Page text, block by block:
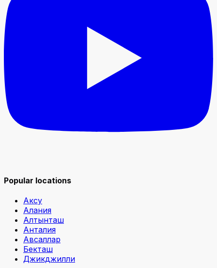
Popular locations
Аксу
Алания
Алтынташ
Анталия
Авсаллар
Бекташ
Джикджилли